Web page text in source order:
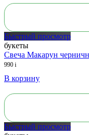
Быстрый просмотр
букеты
Свеча Макарун
990 i
В корзину
Быстрый просмотр